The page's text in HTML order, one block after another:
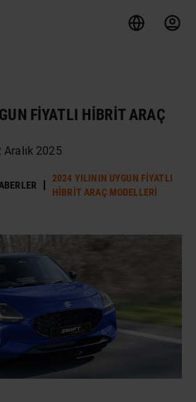
FIYATLI HIBRIT ARAÇ
2025
2024 YILININ UYGUN FIYATLI
HIBRIT ARAÇ MODELLERI